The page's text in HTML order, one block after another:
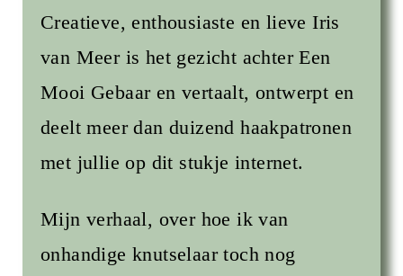
Creatieve, enthousiaste en lieve Iris
van Meer is het gezicht achter Een
Mooi Gebaar en vertaalt, ontwerpt en
deelt meer dan duizend haakpatronen
met jullie op dit stukje internet.
Mijn verhaal, over hoe ik van
onhandige knutselaar toch nog